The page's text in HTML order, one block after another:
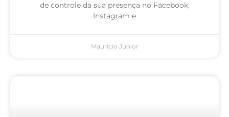
de controle da sua presença no Facebook,
Instagram e
Mauricio Junior